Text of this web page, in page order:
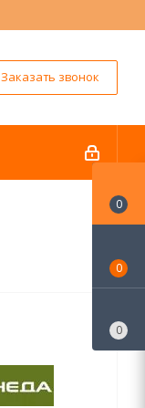
Заказать звонок
0
0
0